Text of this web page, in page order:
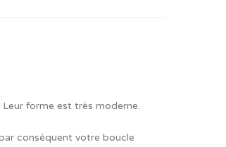
forme est très moderne.
conséquent votre boucle